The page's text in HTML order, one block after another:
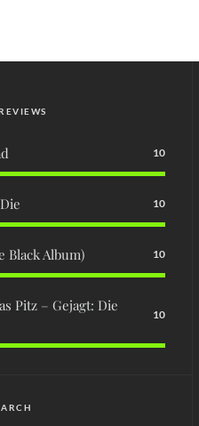
10
10
Black Album) 10
Pitz – Gejagt: Die
10